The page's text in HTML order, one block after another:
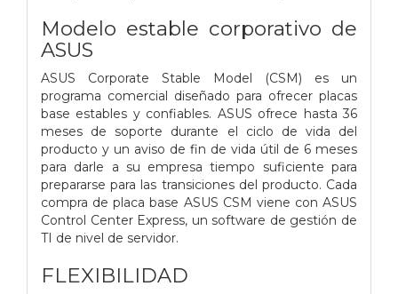
Modelo estable corporativo de
ASUS
ASUS Corporate Stable Model (CSM) es un
programa comercial diseñado para ofrecer placas
base estables y confiables. ASUS ofrece hasta 36
meses de soporte durante el ciclo de vida del
producto y un aviso de fin de vida útil de 6 meses
para darle a su empresa tiempo suficiente para
prepararse para las transiciones del producto. Cada
compra de placa base ASUS CSM viene con ASUS
Control Center Express, un software de gestión de
TI de nivel de servidor.
FLEXIBILIDAD